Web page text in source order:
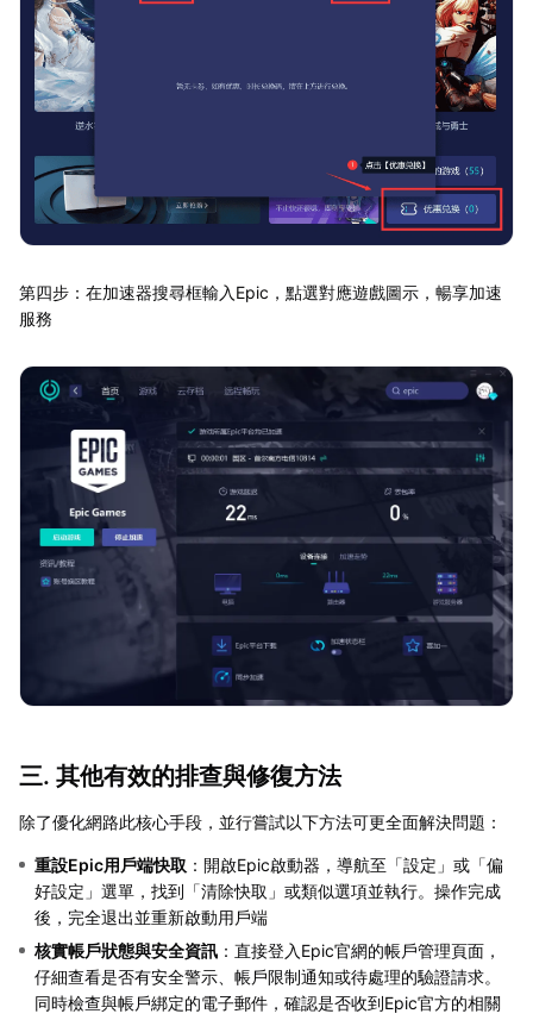
第四步：在加速器搜尋框輸入Epic，點選對應遊戲圖示，暢享加速
服務
三. 其他有效的排查與修復方法
除了優化網路此核心手段，並行嘗試以下方法可更全面解決問題：
重設Epic用戶端快取 ：開啟Epic啟動器，導航至「設定」或「偏
好設定」選單，找到「清除快取」或類似選項並執行。操作完成
後，完全退出並重新啟動用戶端
核實帳戶狀態與安全資訊 ：直接登入Epic官網的帳戶管理頁面，
仔細查看是否有安全警示、帳戶限制通知或待處理的驗證請求。
同時檢查與帳戶綁定的電子郵件，確認是否收到Epic官方的相關